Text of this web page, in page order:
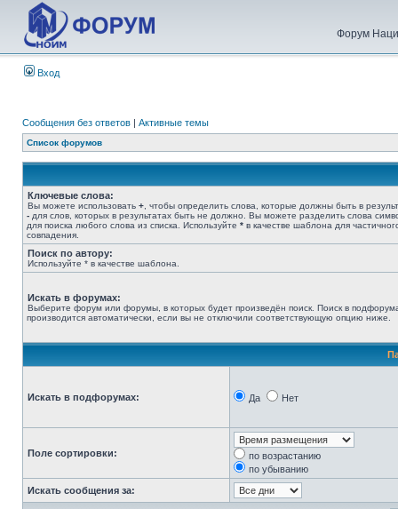
Форум
Вход
Сообщения без ответов | Активные темы
Список форумов
Ключевые слова:
Вы можете использовать + , чтобы определить слова, которые должны быть в
- для слов, которых в результатах быть не должно. Вы можете разделить слова
для поиска любого слова из списка. Используйте * в качестве шаблона для
совпадения.
Поиск по автору:
Используйте * в качестве шаблона.
Искать в форумах:
Выберите форум или форумы, в которых будет произведён поиск. Поиск в
производится автоматически, если вы не отключили соответствующую опцию ниже.
Искать в подфорумах: Да Нет
Поле сортировки:
по возрастанию
по убыванию
Искать сообщения за: